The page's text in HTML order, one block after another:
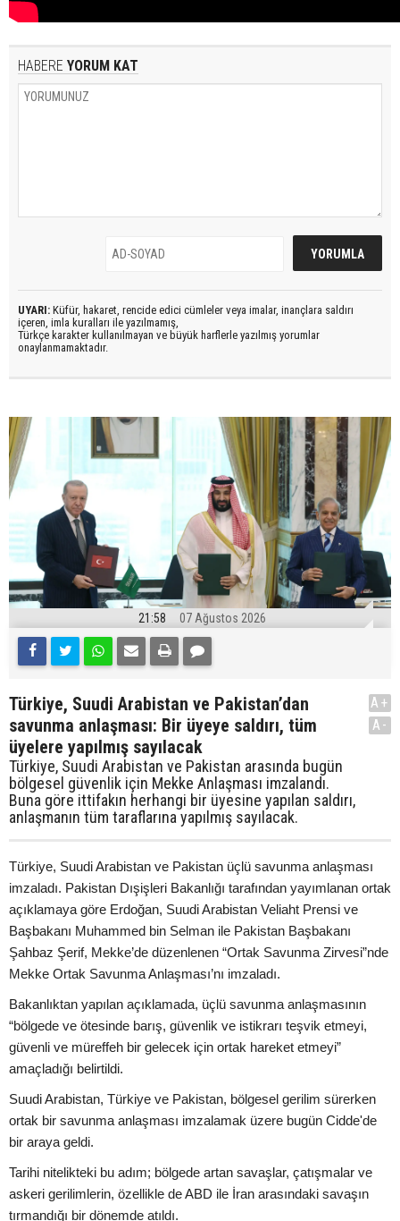
HABERE YORUM KAT
UYARI: Küfür, hakaret, rencide edici cümleler veya imalar, inançlara saldırı
içeren, imla kuralları ile yazılmamış,
Türkçe karakter kullanılmayan ve büyük harflerle yazılmış yorumlar
onaylanmamaktadır.
21:58 07 Ağustos 2026
Türkiye, Suudi Arabistan ve Pakistan’dan
savunma anlaşması: Bir üyeye saldırı, tüm
üyelere yapılmış sayılacak
Türkiye, Suudi Arabistan ve Pakistan arasında bugün
bölgesel güvenlik için Mekke Anlaşması imzalandı.
Buna göre ittifakın herhangi bir üyesine yapılan saldırı,
anlaşmanın tüm taraflarına yapılmış sayılacak.
A+
A-
Türkiye, Suudi Arabistan ve Pakistan üçlü savunma anlaşması
imzaladı. Pakistan Dışişleri Bakanlığı tarafından yayımlanan ortak
açıklamaya göre Erdoğan, Suudi Arabistan Veliaht Prensi ve
Başbakanı Muhammed bin Selman ile Pakistan Başbakanı
Şahbaz Şerif, Mekke’de düzenlenen “Ortak Savunma Zirvesi”nde
Mekke Ortak Savunma Anlaşması’nı imzaladı.
Bakanlıktan yapılan açıklamada, üçlü savunma anlaşmasının
“bölgede ve ötesinde barış, güvenlik ve istikrarı teşvik etmeyi,
güvenli ve müreffeh bir gelecek için ortak hareket etmeyi”
amaçladığı belirtildi.
Suudi Arabistan, Türkiye ve Pakistan, bölgesel gerilim sürerken
ortak bir savunma anlaşması imzalamak üzere bugün Cidde'de
bir araya geldi.
Tarihi nitelikteki bu adım; bölgede artan savaşlar, çatışmalar ve
askeri gerilimlerin, özellikle de ABD ile İran arasındaki savaşın
tırmandığı bir dönemde atıldı.